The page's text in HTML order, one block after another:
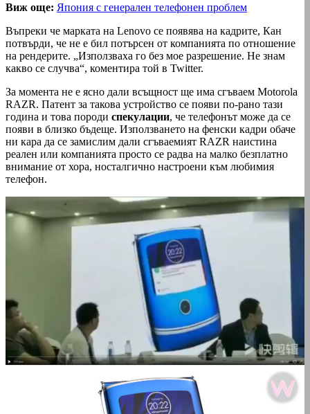
Виж още: Япония с генерален телефонен проблем
Въпреки че марката на Lenovo се появява на кадрите, Кан
потвърди, че не е бил потърсен от компанията по отношение
на рендерите. „Използваха го без мое разрешение. Не знам
какво се случва“, коментира той в Twitter.
За момента не е ясно дали всъщност ще има сгъваем Motorola
RAZR. Патент за такова устройство се появи по-рано тази
година и това породи спекулации, че телефонът може да се
появи в близко бъдеще. Използването на фенски кадри обаче
ни кара да се замислим дали сгъваемият RAZR наистина
реален или компанията просто се радва на малко безплатно
внимание от хора, носталгично настроени към любимия
телефон.